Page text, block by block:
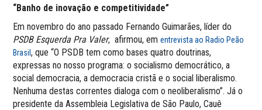
“Banho de inovação e competitividade”
Em novembro do ano passado Fernando Guimarães, líder do
PSDB Esquerda Pra Valer, afirmou, ementrevista ao Radio Peão
Brasil, que “O PSDB tem como bases quatro doutrinas,
expressas no nosso programa: o socialismo democrático, a
social democracia, a democracia cristã e o social liberalismo.
Nenhuma destas correntes dialoga com o neoliberalismo”. Já o
presidente da Assembleia Legislativa de São Paulo, Cauê